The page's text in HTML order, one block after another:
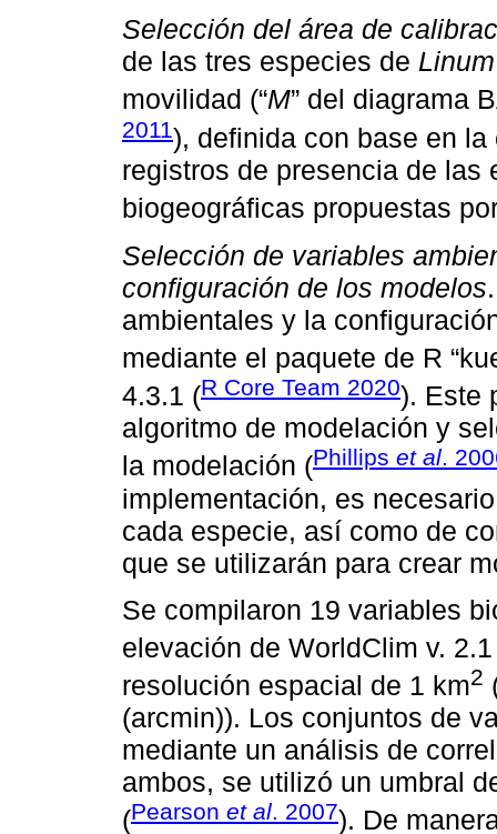
Selección del área de
de las tres especies de Linum
movilidad (“M” del diagrama
2011), definida con base en
registros de presencia de las
biogeográficas propuestas
Selección de variables
configuración de los modelos
ambientales y la
mediante el paquete de R
4.3.1 (R Core Team 2020). Este
algoritmo de modelación y
la modelación (Phillips et al.
implementación, es
cada especie, así como de
que se utilizarán para crear
Se compilaron 19 variables
elevación de WorldClim v.
resolución espacial de 1 km2
(arcmin)). Los conjuntos de
mediante un análisis de
ambos, se utilizó un umbral
(Pearson et al. 2007). De